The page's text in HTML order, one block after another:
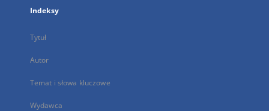
Indeksy
Tytuł
Autor
Temat i słowa kluczowe
Wydawca